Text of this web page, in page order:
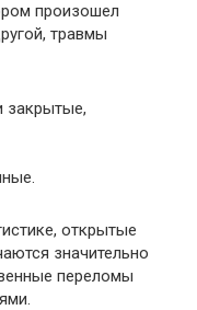
произошел
травмы
закрытые,
открытые
значительно
переломы